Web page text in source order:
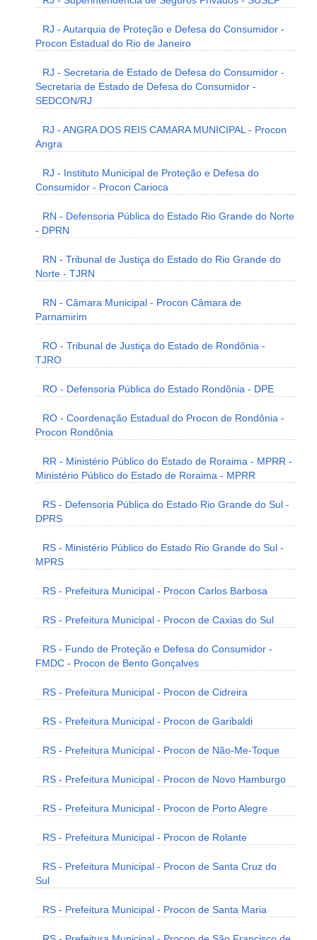
RJ - Autarquia de Proteção e Defesa do Consumidor -
Procon Estadual do Rio de Janeiro
RJ - Secretaria de Estado de Defesa do Consumidor -
Secretaria de Estado de Defesa do Consumidor -
SEDCON/RJ
RJ - ANGRA DOS REIS CAMARA MUNICIPAL - Procon
Angra
RJ - Instituto Municipal de Proteção e Defesa do
Consumidor - Procon Carioca
RN - Defensoria Pública do Estado Rio Grande do Norte
- DPRN
RN - Tribunal de Justiça do Estado do Rio Grande do
Norte - TJRN
RN - Câmara Municipal - Procon Câmara de
Parnamirim
RO - Tribunal de Justiça do Estado de Rondônia -
TJRO
RO - Defensoria Pública do Estado Rondônia - DPE
RO - Coordenação Estadual do Procon de Rondônia -
Procon Rondônia
RR - Ministério Público do Estado de Roraima - MPRR -
Ministério Público do Estado de Roraima - MPRR
RS - Defensoria Pública do Estado Rio Grande do Sul -
DPRS
RS - Ministério Público do Estado Rio Grande do Sul -
MPRS
RS - Prefeitura Municipal - Procon Carlos Barbosa
RS - Prefeitura Municipal - Procon de Caxias do Sul
RS - Fundo de Proteção e Defesa do Consumidor -
FMDC - Procon de Bento Gonçalves
RS - Prefeitura Municipal - Procon de Cidreira
RS - Prefeitura Municipal - Procon de Garibaldi
RS - Prefeitura Municipal - Procon de Não-Me-Toque
RS - Prefeitura Municipal - Procon de Novo Hamburgo
RS - Prefeitura Municipal - Procon de Porto Alegre
RS - Prefeitura Municipal - Procon de Rolante
RS - Prefeitura Municipal - Procon de Santa Cruz do
Sul
RS - Prefeitura Municipal - Procon de Santa Maria